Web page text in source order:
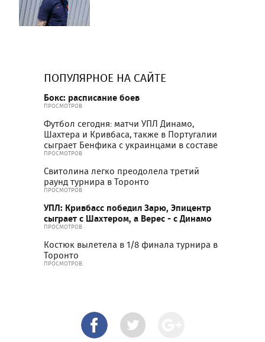
ПОПУЛЯРНОЕ НА САЙТЕ
Бокс: расписание боев
ПРОСМОТРОВ
Футбол сегодня: матчи УПЛ Динамо,
Шахтера и Кривбаса, также в Португалии
сыграет Бенфика с украинцами в составе
ПРОСМОТРОВ
Свитолина легко преодолела третий
раунд турнира в Торонто
ПРОСМОТРОВ
УПЛ: Кривбасс победил Зарю, Эпицентр
сыграет с Шахтером, а Верес - с Динамо
ПРОСМОТРОВ
Костюк вылетела в 1/8 финала турнира в
Торонто
ПРОСМОТРОВ